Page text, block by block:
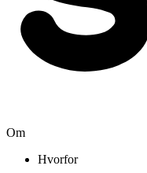
Om
Hvorfor